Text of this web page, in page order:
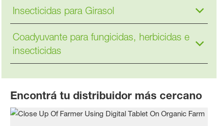
Insecticidas para Girasol
Coadyuvante para fungicidas, herbicidas e
insecticidas
Encontrá tu distribuidor más cercano